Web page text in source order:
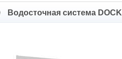
Водосточная система